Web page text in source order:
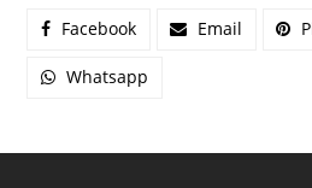
Facebook Email
Whatsapp